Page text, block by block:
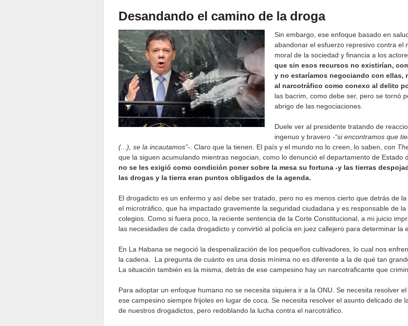
Desandando el camino de la droga
Sin embargo, ese enfoque basado en
abandonar el esfuerzo represivo contra el
moral de la sociedad y financia a los
que sin esos recursos no existirían,
y no estaríamos negociando con
al narcotráfico como conexo al delito
las bacrim, como debe ser, pero se tornó
abrigo de las negociaciones.
Duele ver al presidente tratando de
ingenuo y bravero-“si encontramos que
(...), se la incautamos”-. Claro que la tienen. El país y el mundo no lo creen, lo saben, con
que la siguen acumulando mientras negocian, como lo denunció el departamento de Estado
no se les exigió como condición poner sobre la mesa su fortuna -y las tierras
las drogas y la tierra eran puntos obligados de la agenda.
El drogadicto es un enfermo y así debe ser tratado, pero no es menos cierto que detrás de
el microtráfico, que ha impactado gravemente la seguridad ciudadana y es responsable de
colegios. Como si fuera poco, la reciente sentencia de la Corte Constitucional, a mi juicio
las necesidades de cada drogadicto y convirtió al policía en juez callejero para determinar la
En La Habana se negoció la despenalización de los pequeños cultivadores, lo cual nos
la cadena. La pregunta de cuánto es una dosis mínima no es diferente a la de qué tan
La situación también es la misma; detrás de ese campesino hay un narcotraficante que
Para adoptar un enfoque humano no se necesita siquiera ir a la ONU. Se necesita resolver
ese campesino siempre frijoles en lugar de coca. Se necesita resolver el asunto delicado de
de nuestros drogadictos, pero redoblando la lucha contra el narcotráfico.